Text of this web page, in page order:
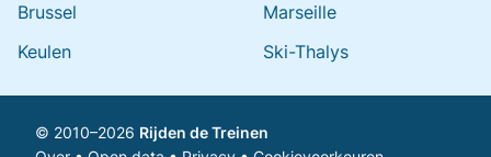
Brussel
Keulen
Marseille
Ski-Thalys
© 2010–2026 Rijden de Treinen